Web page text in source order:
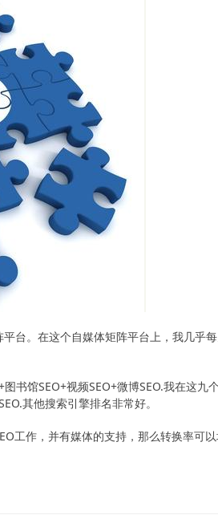
台。在这个自媒体矩阵平台上，我几乎
书馆SEO+视频SEO+微博SEO.我在这九
其他搜索引擎排名非常好。
工作，并有媒体的支持，那么转换率可